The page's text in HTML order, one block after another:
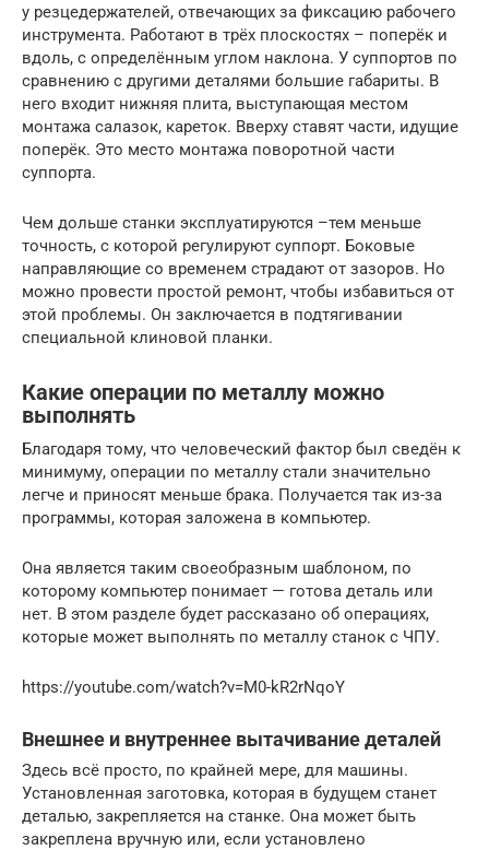
у резцедержателей, отвечающих за фиксацию рабочего
инструмента. Работают в трёх плоскостях – поперёк и
вдоль, с определённым углом наклона. У суппортов по
сравнению с другими деталями большие габариты. В
него входит нижняя плита, выступающая местом
монтажа салазок, кареток. Вверху ставят части, идущие
поперёк. Это место монтажа поворотной части
суппорта.
Чем дольше станки эксплуатируются –тем меньше
точность, с которой регулируют суппорт. Боковые
направляющие со временем страдают от зазоров. Но
можно провести простой ремонт, чтобы избавиться от
этой проблемы. Он заключается в подтягивании
специальной клиновой планки.
Какие операции по металлу можно
выполнять
Благодаря тому, что человеческий фактор был сведён к
минимуму, операции по металлу стали значительно
легче и приносят меньше брака. Получается так из-за
программы, которая заложена в компьютер.
Она является таким своеобразным шаблоном, по
которому компьютер понимает — готова деталь или
нет. В этом разделе будет рассказано об операциях,
которые может выполнять по металлу станок с ЧПУ.
https://youtube.com/watch?v=M0-kR2rNqoY
Внешнее и внутреннее вытачивание деталей
Здесь всё просто, по крайней мере, для машины.
Установленная заготовка, которая в будущем станет
деталью, закрепляется на станке. Она может быть
закреплена вручную или, если установлено